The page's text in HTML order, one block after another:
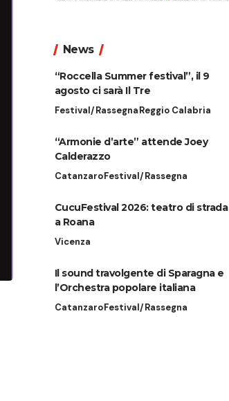
News
“Roccella Summer festival”, il 9
agosto ci sarà Il Tre
Festival/RassegnaReggio Calabria
“Armonie d’arte” attende Joey
Calderazzo
CatanzaroFestival/Rassegna
CucuFestival 2026: teatro di strada
a Roana
Vicenza
Il sound travolgente di Sparagna e
l’Orchestra popolare italiana
CatanzaroFestival/Rassegna